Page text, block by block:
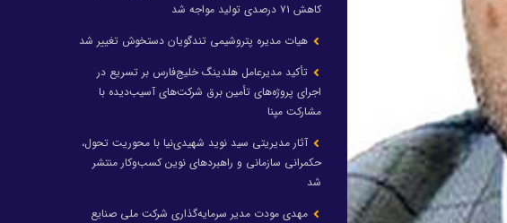
کاهش ۷۱ درصدی تولید مواجه شد
هیات مدیره پتروشیمی تندگویان دستخوش تغییر شد
تأکید مدیرعامل هلدینگ خلیج‌فارس بر تسریع در
اجرای پروژه‌های تأمین برق شرکت‌های آسیب‌دیده با
مشارکت مپنا
آثار مدیریتی سید نوید شهیدی‌نیا با محوریت تحول،
حکمرانی سازمانی و راهبردهای نوین کسب‌وکار منتشر
شد
مهدی مودت مدیر سرمایه‌گذاری شرکت ملی صنایع